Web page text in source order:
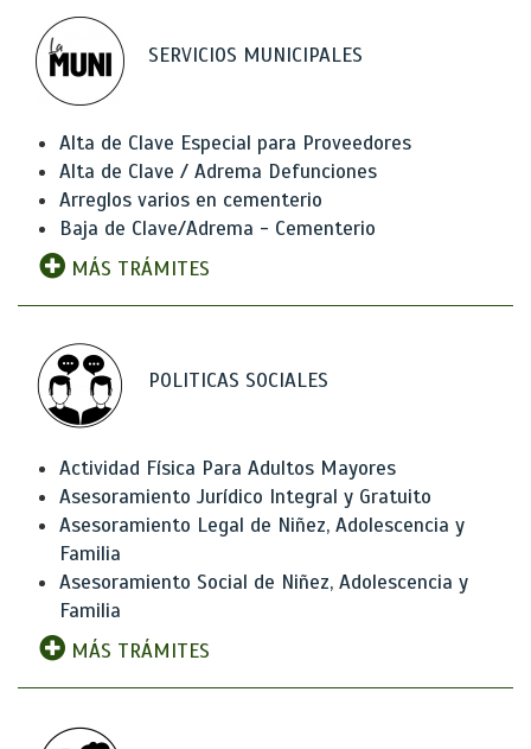
SERVICIOS MUNICIPALES
Alta de Clave Especial para Proveedores
Alta de Clave / Adrema Defunciones
Arreglos varios en cementerio
Baja de Clave/Adrema - Cementerio
MÁS TRÁMITES
POLITICAS SOCIALES
Actividad Física Para Adultos Mayores
Asesoramiento Jurídico Integral y Gratuito
Asesoramiento Legal de Niñez, Adolescencia y
Familia
Asesoramiento Social de Niñez, Adolescencia y
Familia
MÁS TRÁMITES